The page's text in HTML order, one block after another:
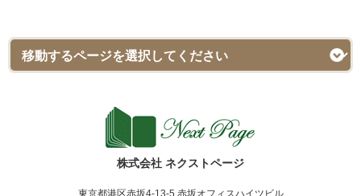
株式会社 ネクストページ
東京都港区赤坂4-13-5 赤坂オフィスハイツビル